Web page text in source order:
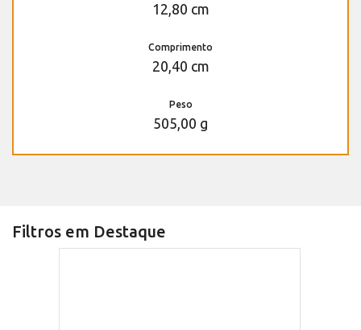
12,80 cm
Comprimento
20,40 cm
Peso
505,00 g
Filtros em Destaque